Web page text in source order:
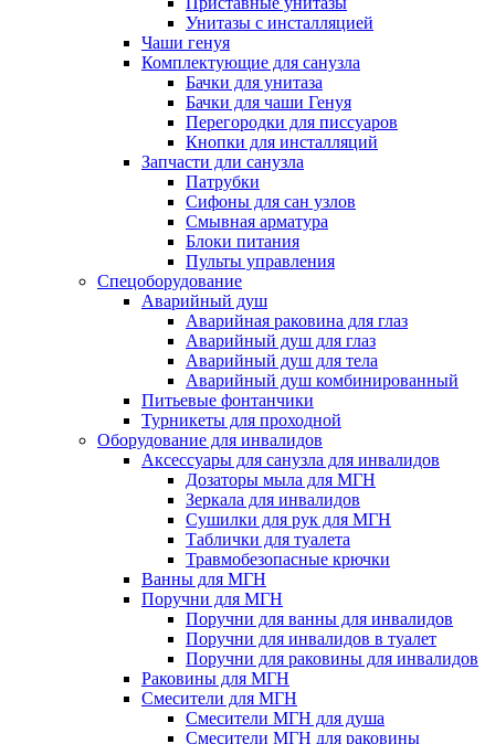
Унитазы с инсталляцией
Чаши генуя
Комплектующие для санузла
Бачки для унитаза
Бачки для чаши Генуя
Перегородки для писсуаров
Кнопки для инсталляций
Запчасти дли санузла
Патрубки
Сифоны для сан узлов
Смывная арматура
Блоки питания
Пульты управления
Спецоборудование
Аварийный душ
Аварийная раковина для глаз
Аварийный душ для глаз
Аварийный душ для тела
Аварийный душ комбинированный
Питьевые фонтанчики
Турникеты для проходной
Оборудование для инвалидов
Аксессуары для санузла для инвалидов
Дозаторы мыла для МГН
Зеркала для инвалидов
Сушилки для рук для МГН
Таблички для туалета
Травмобезопасные крючки
Ванны для МГН
Поручни для МГН
Поручни для ванны для инвалидов
Поручни для инвалидов в туалет
Поручни для раковины для инвалидов
Раковины для МГН
Смесители для МГН
Смесители МГН для душа
Смесители МГН для раковины